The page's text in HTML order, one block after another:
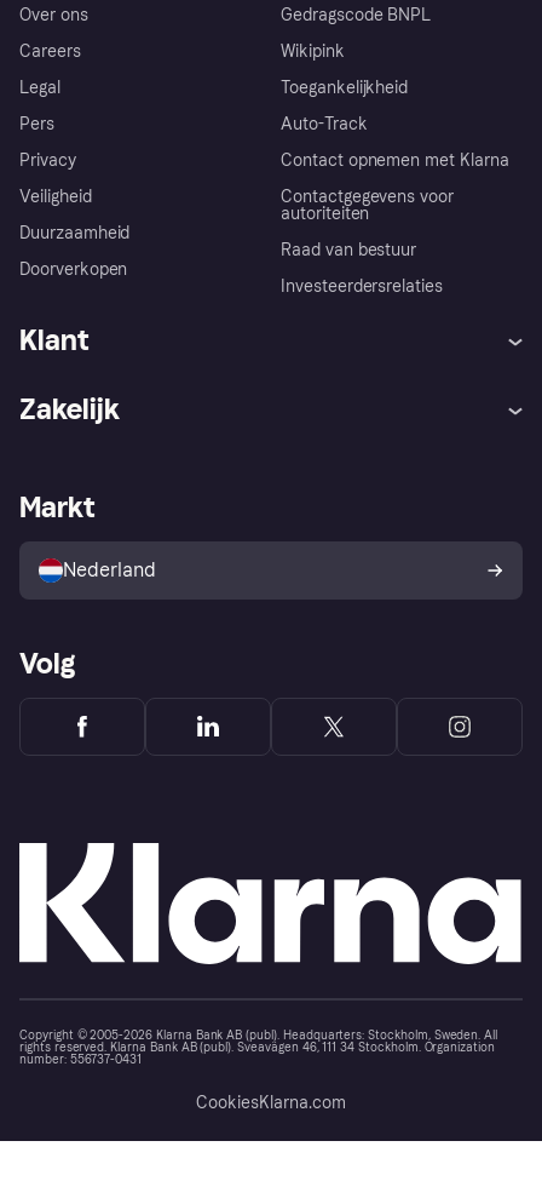
Over ons
Careers
Legal
Pers
Privacy
Veiligheid
Duurzaamheid
Doorverkopen
Gedragscode BNPL
Wikipink
Toegankelijkheid
Auto-Track
Contact opnemen met Klarna
Contactgegevens voor
autoriteiten
Raad van bestuur
Investeerdersrelaties
Klant
Winkeloverzicht
Kopersbescherming voor
consumenten
Zakelijk
Zakelijke login
Markt
Nederland
Volg
Copyright © 2005-2026 Klarna Bank AB (publ). Headquarters: Stockholm, Sweden. All
rights reserved. Klarna Bank AB (publ). Sveavägen 46, 111 34 Stockholm. Organization
number: 556737-0431
CookiesKlarna.com